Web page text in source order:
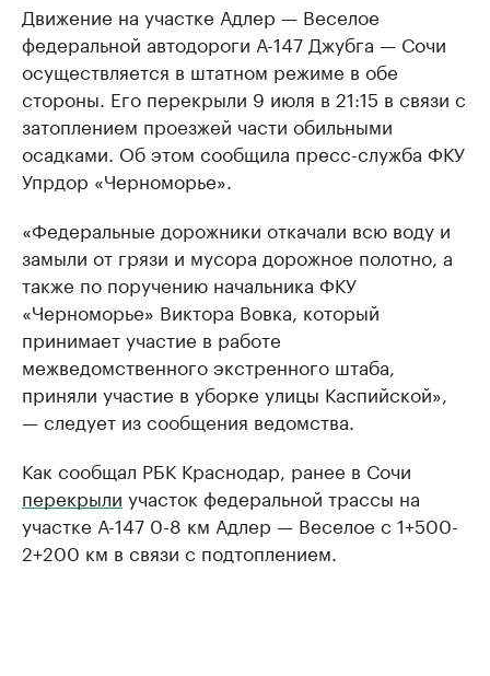
Движение на участке Адлер — Веселое
федеральной автодороги А-147 Джубга — Сочи
осуществляется в штатном режиме в обе
стороны. Его перекрыли 9 июля в 21:15 в связи с
затоплением проезжей части обильными
осадками. Об этом сообщила пресс-служба ФКУ
Упрдор «Черноморье».
«Федеральные дорожники откачали всю воду и
замыли от грязи и мусора дорожное полотно, а
также по поручению начальника ФКУ
«Черноморье» Виктора Вовка, который
принимает участие в работе
межведомственного экстренного штаба,
приняли участие в уборке улицы Каспийской»,
— следует из сообщения ведомства.
Как сообщал РБК Краснодар, ранее в Сочи
перекрыли участок федеральной трассы на
участке А-147 0-8 км Адлер — Веселое с 1+500-
2+200 км в связи с подтоплением.